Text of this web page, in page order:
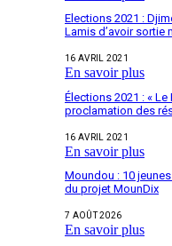
Elections 2021 :
Lamis d’avoir sortie
16 AVRIL 2021
En savoir plus
Élections 2021 : « Le
proclamation des
16 AVRIL 2021
En savoir plus
Moundou : 10
du projet MounDix
7 AOÛT 2026
En savoir plus